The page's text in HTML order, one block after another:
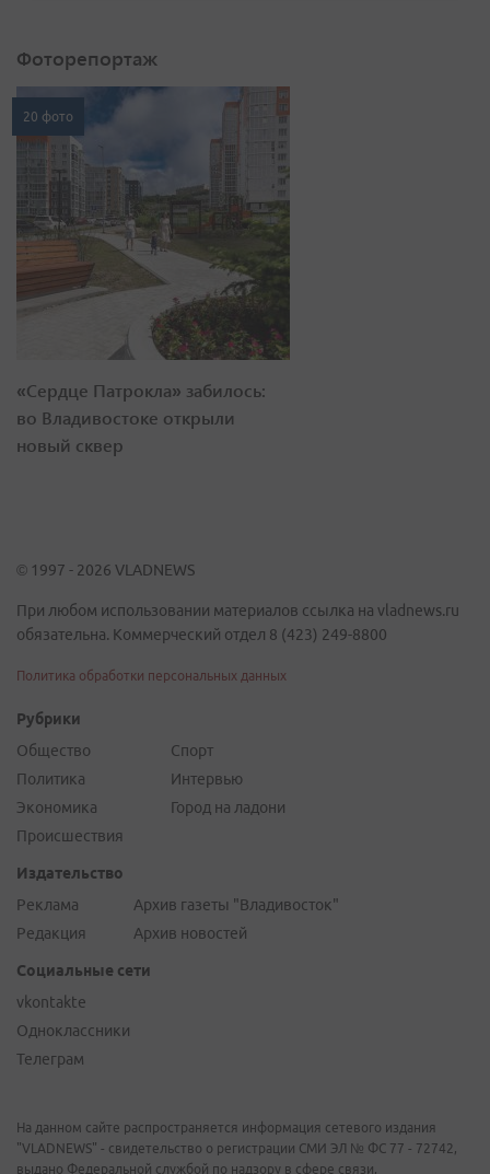
Фоторепортаж
20 фото
«Сердце Патрокла» забилось:
во Владивостоке открыли
новый сквер
© 1997 - 2026 VLADNEWS
При любом использовании материалов ссылка на vladnews.ru
обязательна. Коммерческий отдел 8 (423) 249-8800
Политика обработки персональных данных
Рубрики
Общество
Политика
Экономика
Происшествия
Спорт
Интервью
Город на ладони
Издательство
Реклама
Редакция
Архив газеты "Владивосток"
Архив новостей
Социальные сети
vkontakte
Одноклассники
Телеграм
На данном сайте распространяется информация сетевого издания
"VLADNEWS" - свидетельство о регистрации СМИ ЭЛ № ФС 77 - 72742,
выдано Федеральной службой по надзору в сфере связи,